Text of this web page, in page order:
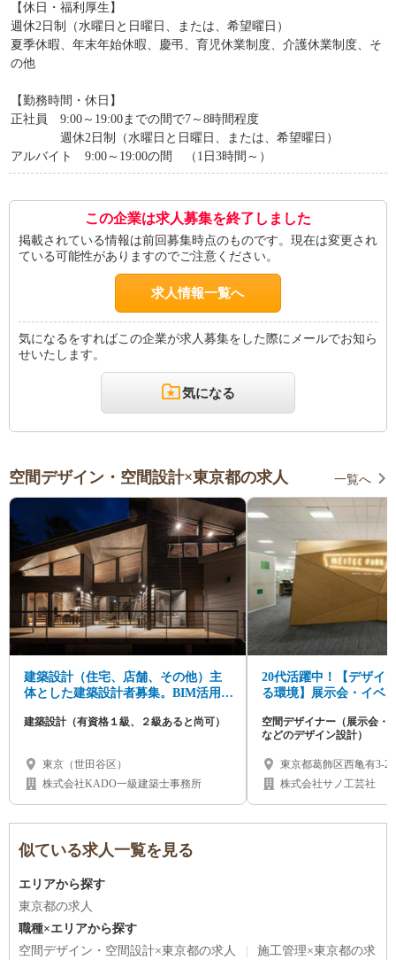
【休日・福利厚生】
週休2日制（水曜日と日曜日、または、希望曜日）
夏季休暇、年末年始休暇、慶弔、育児休業制度、介護休業制度、そ
の他
【勤務時間・休日】
正社員 9:00～19:00までの間で7～8時間程度
週休2日制（水曜日と日曜日、または、希望曜日）
アルバイト 9:00～19:00の間 （1日3時間～）
この企業は求人募集を終了しました
掲載されている情報は前回募集時点のものです。現在は変更され
ている可能性がありますのでご注意ください。
求人情報一覧へ
気になるをすればこの企業が求人募集をした際にメールでお知ら
せいたします。
気になる
空間デザイン・空間設計×東京都の求人 一覧へ
建築設計（住宅、店舗、その他）主
体とした建築設計者募集。BIM活用の
建築設計（有資格１級、２級あると尚可）
東京（世田谷区）
株式会社KADO一級建築士事務所
20代活躍中！【デザイ
る環境】展示会・イベ
空間デザイナー（展示会・
などのデザイン設計）
東京都葛飾区西亀有3-
株式会社サノ工芸社
似ている求人一覧を見る
エリアから探す
東京都の求人
職種×エリアから探す
空間デザイン・空間設計×東京都の求人
施工管理×東京都の求